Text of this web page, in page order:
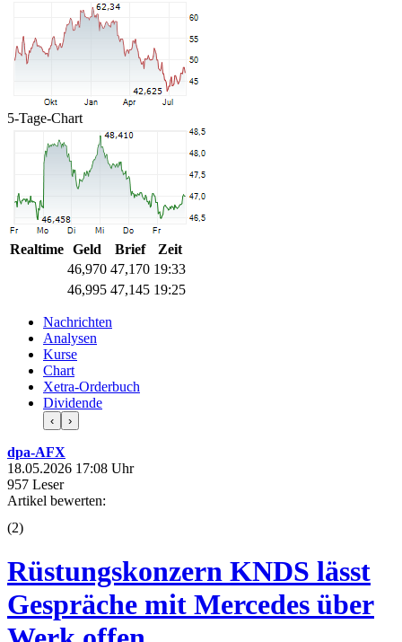
5-Tage-Chart
Realtime Geld Brief
Zeit
46,970 47,170 19:33
46,995 47,145 19:25
Nachrichten
Analysen
Kurse
Chart
Xetra-Orderbuch
Dividende
‹ ›
dpa-AFX
18.05.2026 17:08 Uhr
957 Leser
Artikel bewerten:
(2)
Rüstungskonzern KNDS lässt
Gespräche mit Mercedes über